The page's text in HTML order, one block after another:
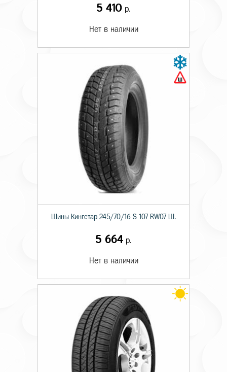
5 410 р.
Нет в наличии
Шины Кингстар 245/70/16 S 107 RW07 Ш.
5 664 р.
Нет в наличии